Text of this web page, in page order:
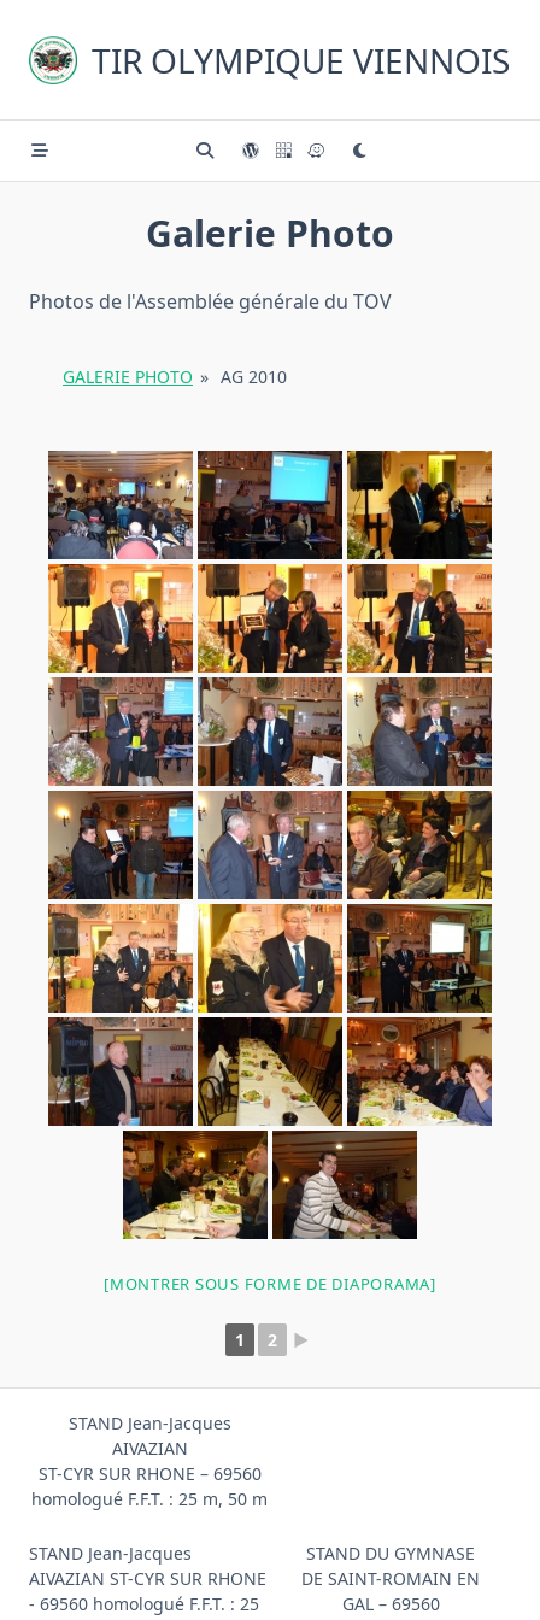
content
TIR OLYMPIQUE VIENNOIS
Galerie Photo
Photos de l'Assemblée générale du TOV
GALERIE PHOTO » AG 2010
[MONTRER SOUS FORME DE DIAPORAMA]
1 2 ►
STAND Jean-Jacques
AIVAZIAN
ST-CYR SUR RHONE – 69560
homologué F.F.T. : 25 m, 50 m
STAND Jean-Jacques
AIVAZIAN ST-CYR SUR RHONE
- 69560 homologué F.F.T. : 25
STAND DU GYMNASE
DE SAINT-ROMAIN EN
GAL – 69560